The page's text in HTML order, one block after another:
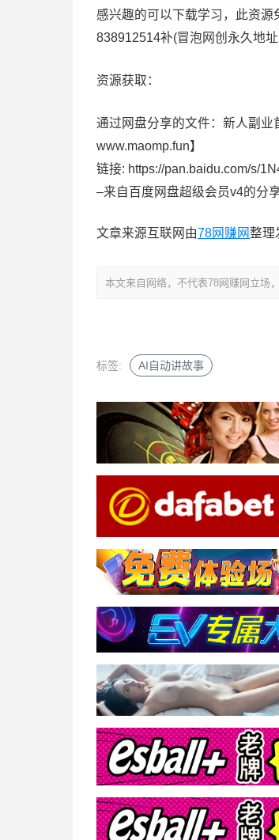
感兴趣的可以下载学习，此资
838912514补(冒泡网创永久地
资源获取：
通过网盘分享的文件：新人副
www.maomp.fun】
链接: https://pan.baidu.com/s/
–来自百度网盘超级会员v4的分
文章来源互联网由78网赚网整理
本文来自网络，不代表78网赚网立场
标签: AI自动讲故事